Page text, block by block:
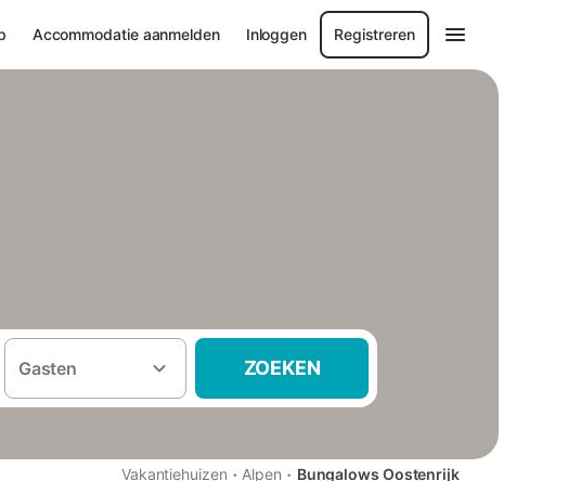
Accommodatie aanmelden Inloggen Registreren
Gasten ZOEKEN
Vakantiehuizen · Alpen · Bungalows Oostenrijk